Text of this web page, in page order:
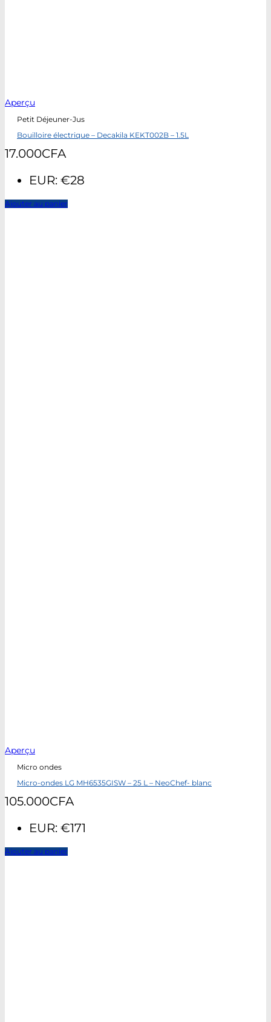
Aperçu
Petit Déjeuner-Jus
Bouilloire électrique – Decakila KEKT002B – 1.5L
17.000CFA
EUR: €28
Ajouter au panier
Aperçu
Micro ondes
Micro-ondes LG MH6535GISW – 25 L – NeoChef- blanc
105.000CFA
EUR: €171
Ajouter au panier